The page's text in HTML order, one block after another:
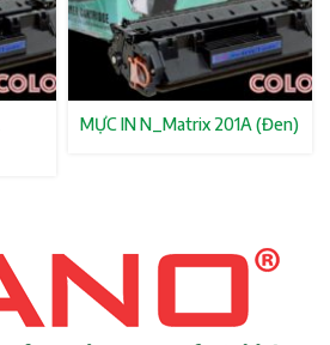
MỰC IN N_Matrix 201A (Đen)